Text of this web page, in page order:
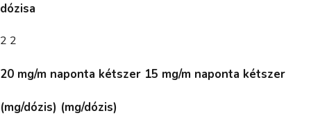
dózisa
2 2
20 mg/m naponta kétszer 15 mg/m naponta kétszer
(mg/dózis) (mg/dózis)